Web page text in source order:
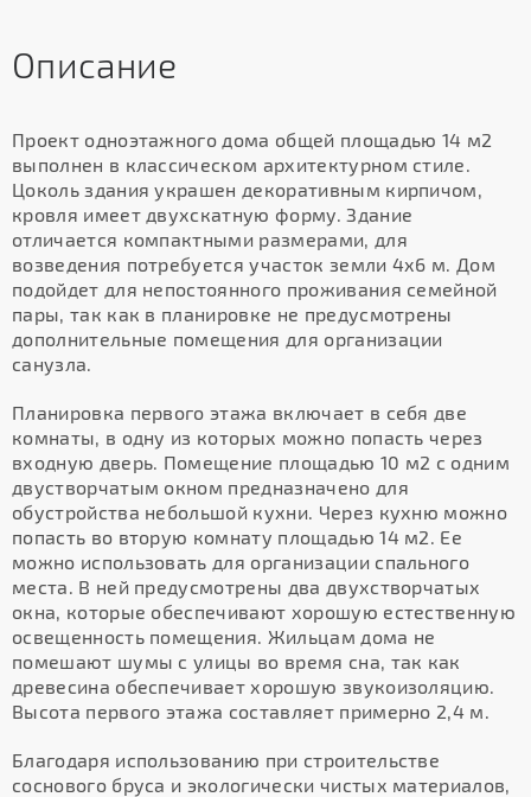
Описание
Проект одноэтажного дома общей площадью 14 м2
выполнен в классическом архитектурном стиле.
Цоколь здания украшен декоративным кирпичом,
кровля имеет двухскатную форму. Здание
отличается компактными размерами, для
возведения потребуется участок земли 4х6 м. Дом
подойдет для непостоянного проживания семейной
пары, так как в планировке не предусмотрены
дополнительные помещения для организации
санузла.
Планировка первого этажа включает в себя две
комнаты, в одну из которых можно попасть через
входную дверь. Помещение площадью 10 м2 с одним
двустворчатым окном предназначено для
обустройства небольшой кухни. Через кухню можно
попасть во вторую комнату площадью 14 м2. Ее
можно использовать для организации спального
места. В ней предусмотрены два двухстворчатых
окна, которые обеспечивают хорошую естественную
освещенность помещения. Жильцам дома не
помешают шумы с улицы во время сна, так как
древесина обеспечивает хорошую звукоизоляцию.
Высота первого этажа составляет примерно 2,4 м.
Благодаря использованию при строительстве
соснового бруса и экологически чистых материалов,